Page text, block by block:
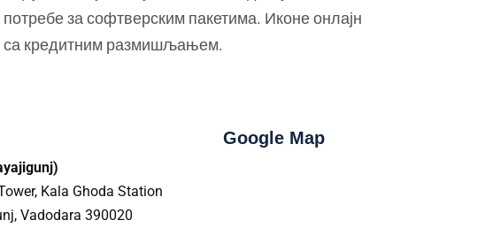
за софтверским пакетима. Иконе онлајн
са кредитним размишљањем.
)
Kala Ghoda Station
Vadodara 390020
Google Map